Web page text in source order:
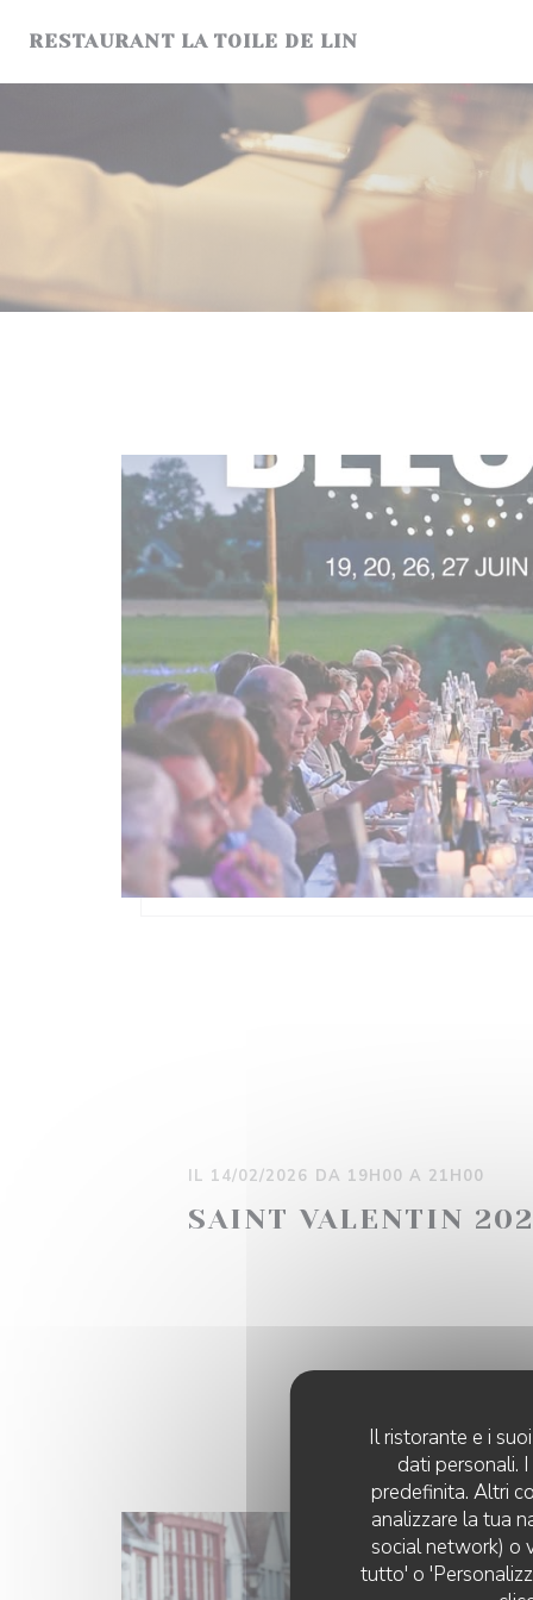
Il ristorante e i
dati personali.
predefinita. Altri
analizzare la tua
social network) o
tutto' o
RESTAURANT LA TOILE DE LIN
IL 14/02/2026 DA 19H00 A 21H00
SAINT VALENTIN